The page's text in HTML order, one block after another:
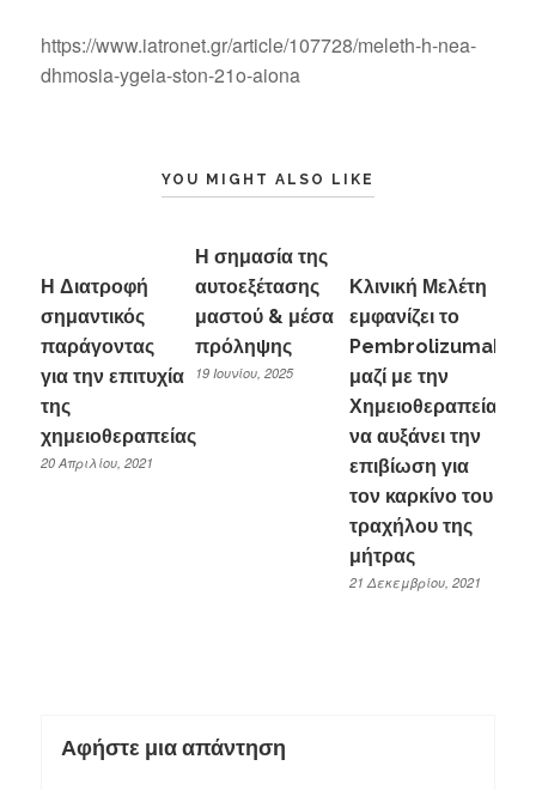
https://www.iatronet.gr/article/107728/meleth-h-nea-
dhmosia-ygeia-ston-21o-aiona
YOU MIGHT ALSO LIKE
Η Διατροφή
σημαντικός
παράγοντας
για την επιτυχία
της
χημειοθεραπείας
20 Απριλίου, 2021
Η σημασία της
αυτοεξέτασης
μαστού & μέσα
πρόληψης
19 Ιουνίου, 2025
Κλινική Μελέτη
εμφανίζει το
Pembrolizumab
μαζί με την
Χημειοθεραπεία
να αυξάνει την
επιβίωση για
τον καρκίνο του
τραχήλου της
μήτρας
21 Δεκεμβρίου, 2021
Αφήστε μια απάντηση